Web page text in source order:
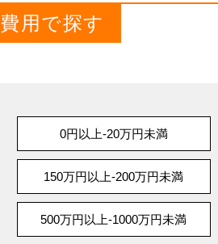
費用で探す
0円以上-20万円未満
150万円以上-200万円未満
500万円以上-1000万円未満